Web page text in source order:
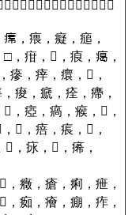
㾨， 疓， 𤷈， 㾔， 㾖， 疫， 𤹵，
𤸷， 㾯， 癡， 㾽，
□， 疳， 𤸅， 㾗， 𤸎，
瘮， 㾕， 癏， 𤺺，
痠， 㾷， 痊， 㿃，
𤻋， 瘂， 瘑， 瘊， 𤺏，
， 𤴽， 㾦， 痮， 𤵛，
𤶡， 㽷， 𤺖， 㾙，
𤻄， 癥， 瘡， 痢， 疶，
𤻖， 㾒， 癐， 痭， 痄，